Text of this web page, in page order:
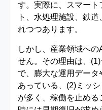
す。実際に、スマート
ト、水処理施設、鉄
れつつあります。
しかし、産業領域へ
せん。その理由は、
で、膨大な運用デー
あっている、(2)ミッ
が多く、稼働を止め